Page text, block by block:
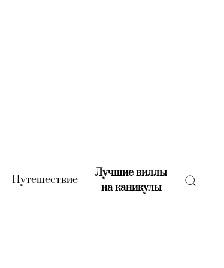
(current)
Путешествие(current)
Лучшие виллы
на каникулы(current)